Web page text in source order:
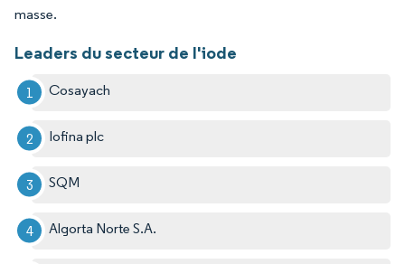
masse.
Leaders du secteur de l'iode
Cosayach
Iofina plc
SQM
Algorta Norte S.A.